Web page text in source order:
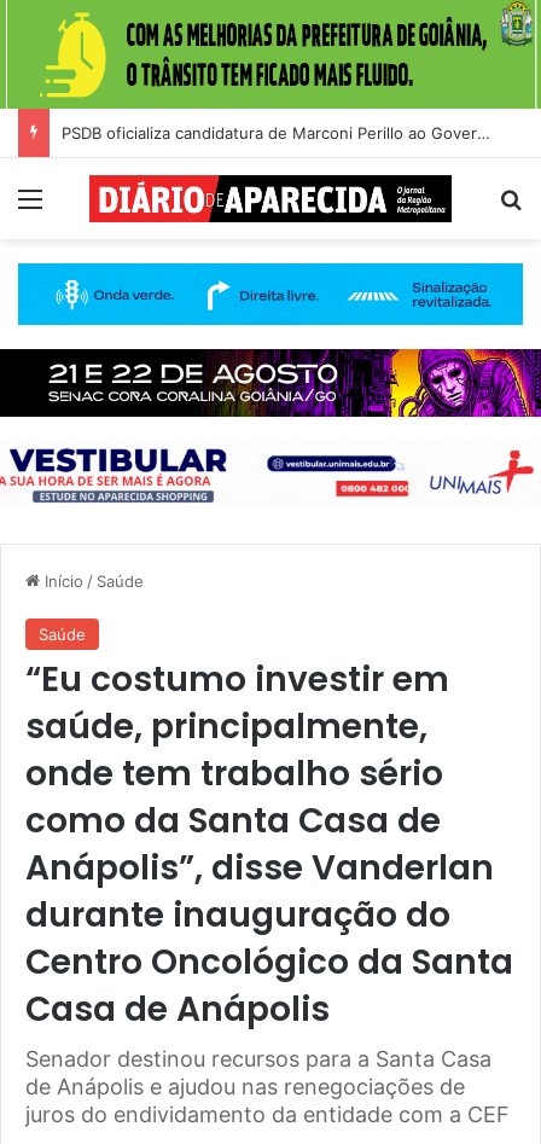
PSDB oficializa candidatura de Marconi Perillo ao Governo de Goiás durante convenção na Alego
Menu
Início / Saúde
Saúde
“Eu costumo investir em
saúde, principalmente,
onde tem trabalho sério
como da Santa Casa de
Anápolis”, disse Vanderlan
durante inauguração do
Centro Oncológico da Santa
Casa de Anápolis
Senador destinou recursos para a Santa Casa
de Anápolis e ajudou nas renegociações de
juros do endividamento da entidade com a CEF